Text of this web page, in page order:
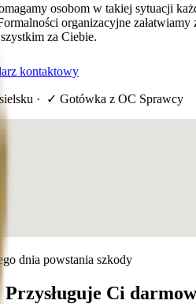
osobom w takiej sytuacji
organizacyjne
za Ciebie.
kontaktowy
· ✓ Gotówka z OC Sprawcy
dnia powstania szkody
Ci